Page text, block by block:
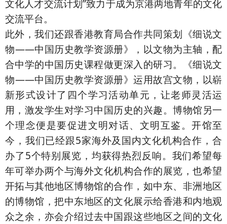
文化人才交流计划”致力于成为京港两地青年的文化
交流平台。
此外，我们还跟香港教育局合作共同策划《细说文
物——中国历史教学资源册》，以文物为主轴，配
合中学的中国历史课程做更深入的研习。《细说文
物——中国历史教学资源册》运用故宫文物，以崭
新形式设计了四个学习活动单元，让老师灵活运
用，激发学生对学习中国历史的兴趣。博物馆另一
个理念便是要促进文明对话、文明互鉴。开馆至
今，我们已经跟5家海外及国内文化机构合作，合
办了5个特别展览，均获得热烈反响。我们希望每
年可举办两个与海外文化机构合作的展览，也希望
开拓与其他地区博物馆的合作，如中东、非洲地区
的博物馆，把中东地区的文化展示给香港和内地观
众之余，亦会介绍过去中国跟这些地区之间的文化